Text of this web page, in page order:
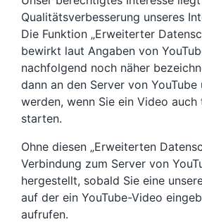
Qualitätsverbesserung unseres
Die Funktion „Erweiterter
bewirkt laut Angaben von
nachfolgend noch näher
dann an den Server von
werden, wenn Sie ein Video
starten.
Ohne diesen „Erweiterten
Verbindung zum Server von
hergestellt, sobald Sie eine
auf der ein YouTube-Video
aufrufen.